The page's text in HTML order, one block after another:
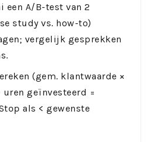
een A/B-test van 2
study vs. how-to)
vergelijk gesprekken
(gem. klantwaarde ×
geïnvesteerd =
als < gewenste